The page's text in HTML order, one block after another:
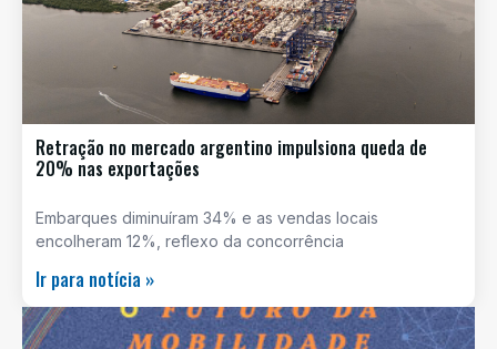
Retração no mercado argentino impulsiona queda de
20% nas exportações
Embarques diminuíram 34% e as vendas locais
encolheram 12%, reflexo da concorrência
Ir para notícia »